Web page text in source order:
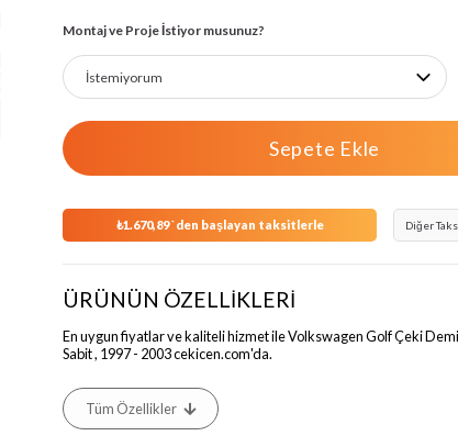
Montaj ve Proje İstiyor musunuz?
₺1.670,89`den başlayan taksitlerle Diğer
ÜRÜNÜN ÖZELLİKLERİ
En uygun fiyatlar ve kaliteli hizmet ile Volkswagen Golf Çeki
Sabit , 1997 - 2003 cekicen.com'da.
Tüm Özellikler